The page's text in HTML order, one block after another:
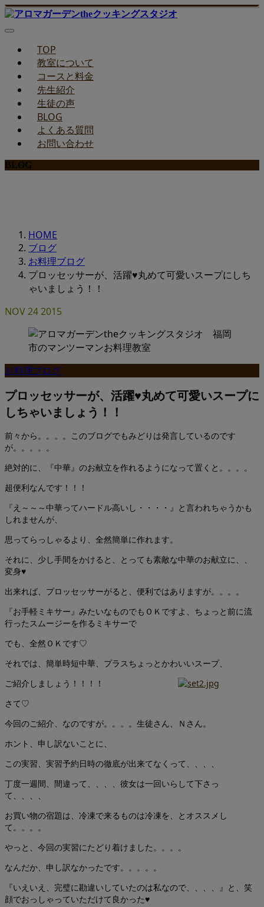
TOP
教室について
コースと料金
先生紹介
生徒の声
BLOG
よくある質問
お問い合わせ
BLOG
HOME
ブログ
お料理ブログ
プロッセッサーが、活躍♥丸めて可愛いスープにしち
ゃいましょう！！
NOV242015
お料理ブログ
プロッセッサーが、活躍♥丸めて可愛いスープに
しちゃいましょう！！
前々から。。。。このブログでもみどりは発言しているのです
が。。。。。
絶対的に、『中華』のお献立を作れるようになって置くと。。。。
超便利なんです！！！
『え～～～中華ってハードル高いし・・・・』と言われちゃうかも
しれませんが、
思ってらっしゃるより、全然簡単に作れます。
それに、少し手間をかけると、とっても素敵な中華のお献立に、、
変身♥
出来れば、プロッセッサーがると、便利ではありますが。。。。
『お手軽ミキサー』みたいなものでもＯＫですよ、ちょっと前に流
行ったスムージーを作るミキサーで
でも、全然ＯＫです♡
それでは、簡単時短中華、プラスちょっとかわいいスープ、
ご紹介しましょう！！！！
さて♡
今回のご紹介、なのですが。。。。生徒さん、Ｎさん。
ホント、申し訳ないことに、
この実習、実習予約日時の徹底が出来てなくって、、、、
丁度一週間、間違って、、、、彼女は一回いらして下さっ
て、、、、
お買い物の宿題は、冷凍で来るものは冷凍を、とオススメし
て。。。。
やっと、今回の実習にたどり着けました。。。。
なんだか、申し訳なかったです。。。。。
『いえいえ、完璧に勘違いしていたのは私なので、、、、』と、笑
顔でおっしゃっていただけて良かった♥